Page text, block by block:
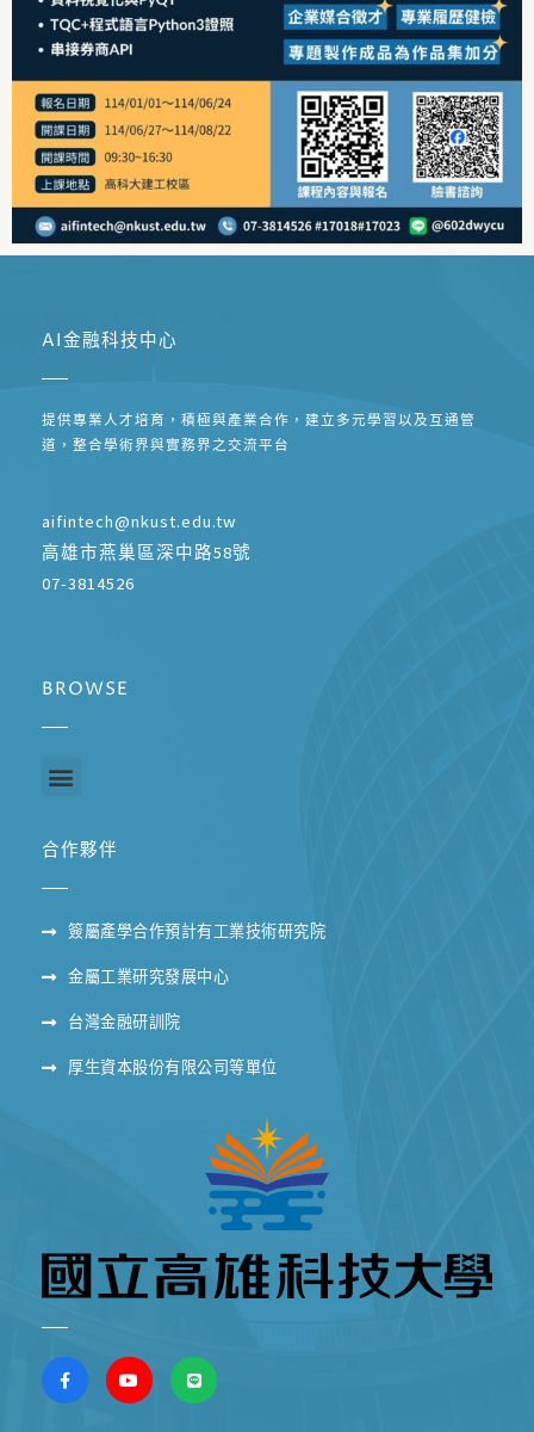
AI金融科技中心
提供專業人才培育，積極與產業合作，建立多元學習以及互通管
道，整合學術界與實務界之交流平台
aifintech@nkust.edu.tw
高雄市燕巢區深中路58號
07-3814526
BROWSE
合作夥伴
簽屬產學合作預計有工業技術研究院
金屬工業研究發展中心
台灣金融研訓院
厚生資本股份有限公司等單位